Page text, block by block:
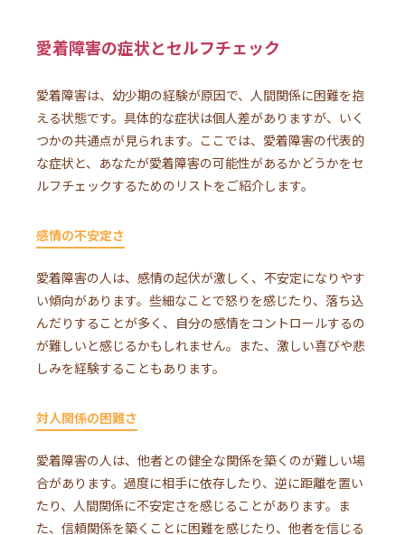
愛着障害の症状とセルフチェック
愛着障害は、幼少期の経験が原因で、人間関係に困難を抱
える状態です。具体的な症状は個人差がありますが、いく
つかの共通点が見られます。ここでは、愛着障害の代表的
な症状と、あなたが愛着障害の可能性があるかどうかをセ
ルフチェックするためのリストをご紹介します。
感情の不安定さ
愛着障害の人は、感情の起伏が激しく、不安定になりやす
い傾向があります。些細なことで怒りを感じたり、落ち込
んだりすることが多く、自分の感情をコントロールするの
が難しいと感じるかもしれません。また、激しい喜びや悲
しみを経験することもあります。
対人関係の困難さ
愛着障害の人は、他者との健全な関係を築くのが難しい場
合があります。過度に相手に依存したり、逆に距離を置い
たり、人間関係に不安定さを感じることがあります。ま
た、信頼関係を築くことに困難を感じたり、他者を信じる